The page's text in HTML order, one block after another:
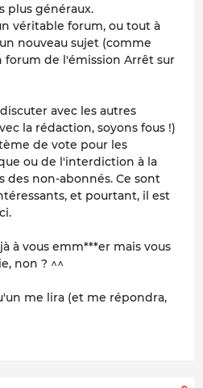
plus généraux.
véritable forum, ou tout à
nouveau sujet (comme
forum de l'émission Arrêt sur
avec les autres
la rédaction, soyons fous !)
de vote pour les
ou de l'interdiction à la
des non-abonnés. Ce sont
et pourtant, il est
à vous emm***er mais vous
non ? ^^
me lira (et me répondra,